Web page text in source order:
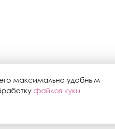
максимально удобным
файлов куки